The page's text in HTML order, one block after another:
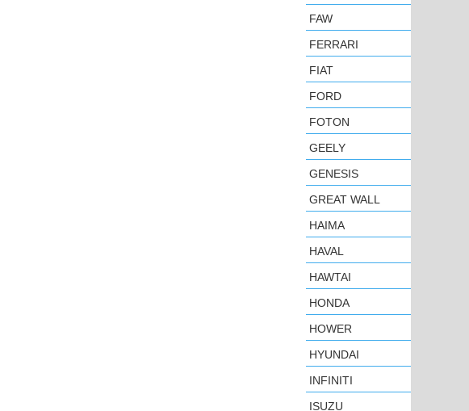
FAW
FERRARI
FIAT
FORD
FOTON
GEELY
GENESIS
GREAT WALL
HAIMA
HAVAL
HAWTAI
HONDA
HOWER
HYUNDAI
INFINITI
ISUZU